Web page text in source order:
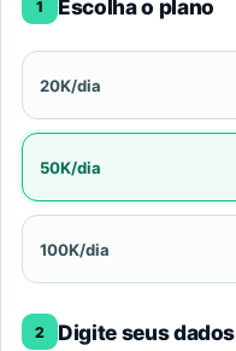
1 Escolha o plano
20K/dia
50K/dia
100K/dia
2 Digite seus dados